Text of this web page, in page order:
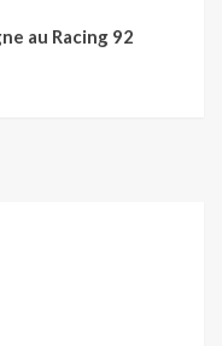
au Racing 92